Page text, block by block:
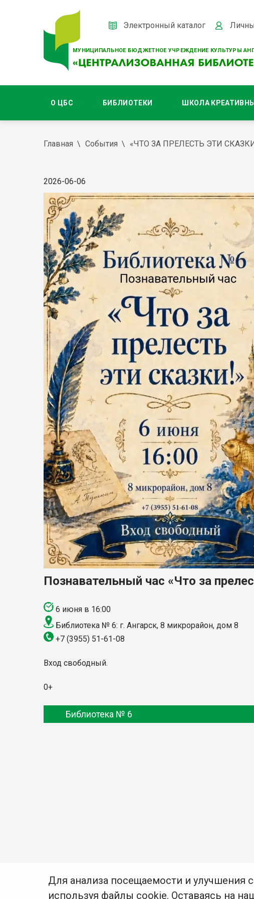
МУНИЦИПАЛЬНОЕ БЮДЖЕТНОЕ УЧРЕЖДЕНИЕ КУЛЬТУРЫ
Электронный каталог
О ЦБС БИБЛИОТЕКИ ШКОЛА
Главная События «ЧТО ЗА ПРЕЛЕСТЬ ЭТИ
2026-06-06
Познавательный час «Что за
6 июня в 16:00
Библиотека № 6: г. Ангарск, 8 микрорайон, дом 8
+7 (3955) 51-61-08
Вход свободный.
0+
Библиотека № 6
Для анализа посещаемости и улучшения
используя файлы cookie. Оставаясь на